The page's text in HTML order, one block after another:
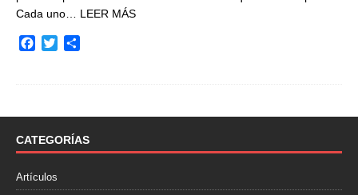
Cada uno… LEER MÁS
o
k
r
t
i
CATEGORÍAS
Artículos